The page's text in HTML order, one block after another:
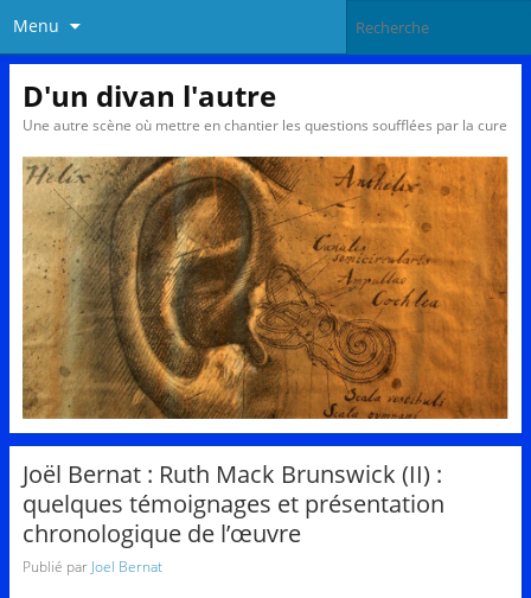
Menu
D'un divan l'autre
Une autre scène où mettre en chantier les questions soufflées par la cure
Joël Bernat : Ruth Mack Brunswick (II) :
quelques témoignages et présentation
chronologique de l’œuvre
Publié par Joel Bernat